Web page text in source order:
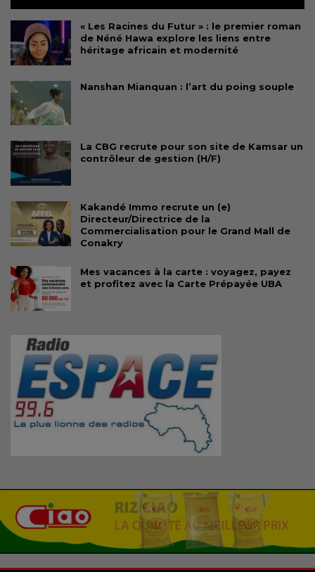
« Les Racines du Futur » : le premier roman
de Néné Hawa explore les liens entre
héritage africain et modernité
Nanshan Mianquan : l’art du poing souple
La CBG recrute pour son site de Kamsar un
contrôleur de gestion (H/F)
Kakandé Immo recrute un (e)
Directeur/Directrice de la
Commercialisation pour le Grand Mall de
Conakry
Mes vacances à la carte : voyagez, payez
et profitez avec la Carte Prépayée UBA